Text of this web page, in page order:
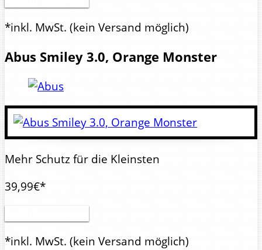
*inkl. MwSt. (kein Versand möglich)
Abus Smiley 3.0, Orange Monster
Mehr Schutz für die Kleinsten
39,99€*
*inkl. MwSt. (kein Versand möglich)